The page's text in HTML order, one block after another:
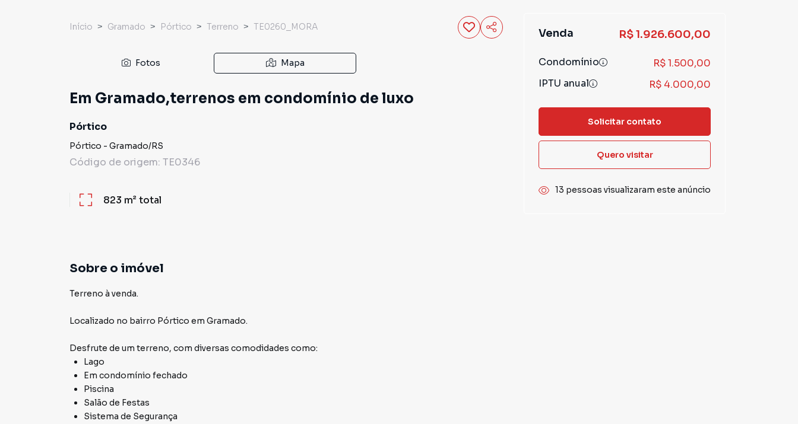
Início Gramado Pórtico Terreno TE0260_MORA
Fotos Mapa
Em Gramado,terrenos em condomínio de luxo
Pórtico
Pórtico - Gramado/RS
Código de origem: TE0346
823 m²total
Sobre o imóvel
Terreno à venda.
Localizado no bairro Pórtico em Gramado.
Desfrute de um terreno, com diversas comodidades como:
Lago
Em condomínio fechado
Piscina
Salão de Festas
Sistema de Segurança
Venda R$ 1.926.600,00
Condomínio
R$ 1.500,00
IPTU anual
R$ 4.000,00
Solicitar contato
Quero visitar
13 pessoas visualizaram este anúncio